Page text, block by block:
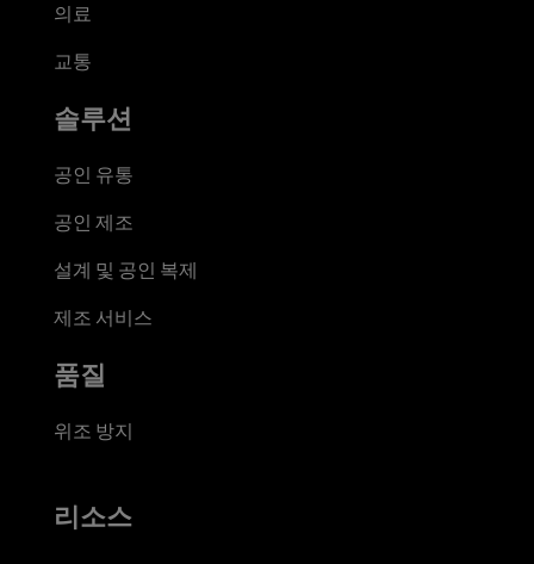
의료
교통
솔루션
공인 유통
공인 제조
설계 및 공인 복제
제조 서비스
품질
위조 방지
리소스